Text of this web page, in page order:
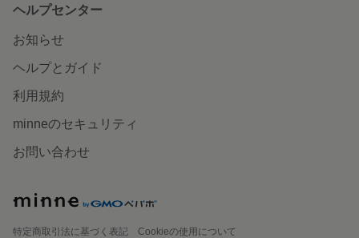
ヘルプセンター
お知らせ
ヘルプとガイド
利用規約
minneのセキュリティ
お問い合わせ
特定商取引法に基づく表記
Cookieの使用について